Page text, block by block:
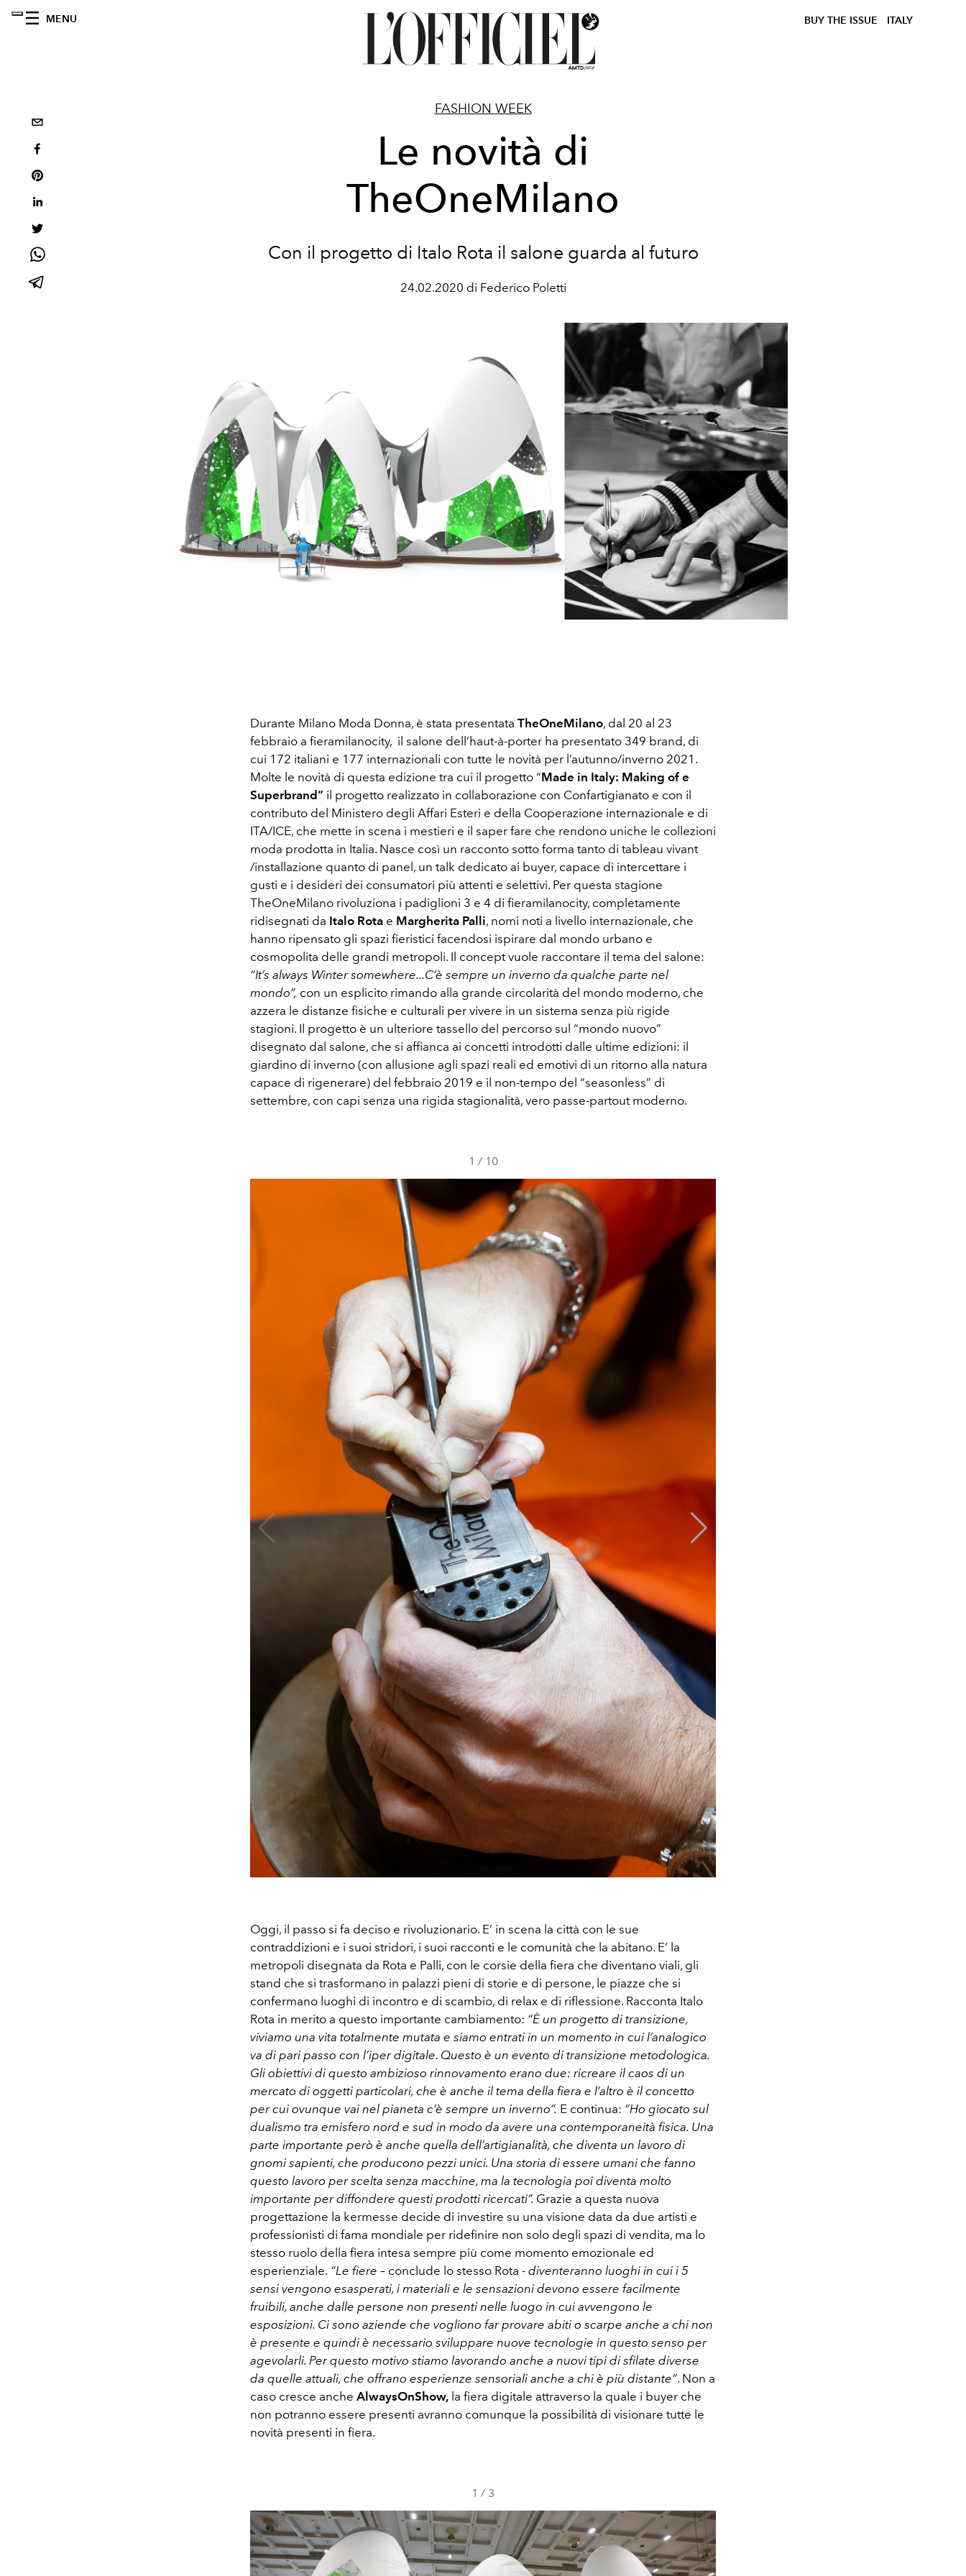
MENU BUY THE ISSUE ITALY
FASHION WEEK
Le novità di
TheOneMilano
Con il progetto di Italo Rota il salone guarda al futuro
24.02.2020 di Federico Poletti
Durante Milano Moda Donna, è stata presentata TheOneMilano, dal 20 al 23
febbraio a fieramilanocity, il salone dell’haut-à-porter ha presentato 349 brand, di
cui 172 italiani e 177 internazionali con tutte le novità per l’autunno/inverno 2021.
Molte le novità di questa edizione tra cui il progetto “Made in Italy: Making of e
Superbrand” il progetto realizzato in collaborazione con Confartigianato e con il
contributo del Ministero degli Affari Esteri e della Cooperazione internazionale e di
ITA/ICE, che mette in scena i mestieri e il saper fare che rendono uniche le collezioni
moda prodotta in Italia. Nasce così un racconto sotto forma tanto di tableau vivant
/installazione quanto di panel, un talk dedicato ai buyer, capace di intercettare i
gusti e i desideri dei consumatori più attenti e selettivi. Per questa stagione
TheOneMilano rivoluziona i padiglioni 3 e 4 di fieramilanocity, completamente
ridisegnati da Italo Rota e Margherita Palli, nomi noti a livello internazionale, che
hanno ripensato gli spazi fieristici facendosi ispirare dal mondo urbano e
cosmopolita delle grandi metropoli. Il concept vuole raccontare il tema del salone:
“It’s always Winter somewhere...C’è sempre un inverno da qualche parte nel
mondo”, con un esplicito rimando alla grande circolarità del mondo moderno, che
azzera le distanze fisiche e culturali per vivere in un sistema senza più rigide
stagioni. Il progetto è un ulteriore tassello del percorso sul “mondo nuovo”
disegnato dal salone, che si affianca ai concetti introdotti dalle ultime edizioni: il
giardino di inverno (con allusione agli spazi reali ed emotivi di un ritorno alla natura
capace di rigenerare) del febbraio 2019 e il non-tempo del “seasonless” di
settembre, con capi senza una rigida stagionalità, vero passe-partout moderno.
1 / 10
Oggi, il passo si fa deciso e rivoluzionario. E’ in scena la città con le sue
contraddizioni e i suoi stridori, i suoi racconti e le comunità che la abitano. E’ la
metropoli disegnata da Rota e Palli, con le corsie della fiera che diventano viali, gli
stand che si trasformano in palazzi pieni di storie e di persone, le piazze che si
confermano luoghi di incontro e di scambio, di relax e di riflessione. Racconta Italo
Rota in merito a questo importante cambiamento: “È un progetto di transizione,
viviamo una vita totalmente mutata e siamo entrati in un momento in cui l’analogico
va di pari passo con l’iper digitale. Questo è un evento di transizione metodologica.
Gli obiettivi di questo ambizioso rinnovamento erano due: ricreare il caos di un
mercato di oggetti particolari, che è anche il tema della fiera e l’altro è il concetto
per cui ovunque vai nel pianeta c’è sempre un inverno”. E continua: “Ho giocato sul
dualismo tra emisfero nord e sud in modo da avere una contemporaneità fisica. Una
parte importante però è anche quella dell’artigianalità, che diventa un lavoro di
gnomi sapienti, che producono pezzi unici. Una storia di essere umani che fanno
questo lavoro per scelta senza macchine, ma la tecnologia poi diventa molto
importante per diffondere questi prodotti ricercati”. Grazie a questa nuova
progettazione la kermesse decide di investire su una visione data da due artisti e
professionisti di fama mondiale per ridefinire non solo degli spazi di vendita, ma lo
stesso ruolo della fiera intesa sempre più come momento emozionale ed
esperienziale. “Le fiere – conclude lo stesso Rota - diventeranno luoghi in cui i 5
sensi vengono esasperati, i materiali e le sensazioni devono essere facilmente
fruibili, anche dalle persone non presenti nelle luogo in cui avvengono le
esposizioni. Ci sono aziende che vogliono far provare abiti o scarpe anche a chi non
è presente e quindi è necessario sviluppare nuove tecnologie in questo senso per
agevolarli. Per questo motivo stiamo lavorando anche a nuovi tipi di sfilate diverse
da quelle attuali, che offrano esperienze sensoriali anche a chi è più distante”. Non a
caso cresce anche AlwaysOnShow, la fiera digitale attraverso la quale i buyer che
non potranno essere presenti avranno comunque la possibilità di visionare tutte le
novità presenti in fiera.
1 / 3